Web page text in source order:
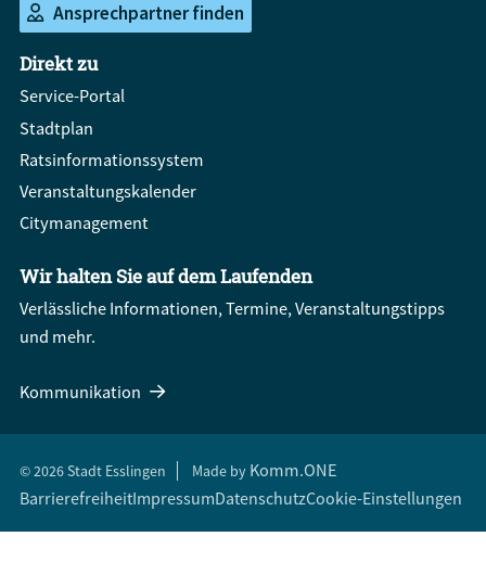
Ansprechpartner finden
Direkt zu
Service-Portal
Stadtplan
Ratsinformationssystem
Veranstaltungskalender
Citymanagement
Wir halten Sie auf dem Laufenden
Verlässliche Informationen, Termine, Veranstaltungstipps
und mehr.
Kommunikation
© 2026 Stadt Esslingen Made by Komm.ONE
BarrierefreiheitImpressumDatenschutzCookie-Einstellungen